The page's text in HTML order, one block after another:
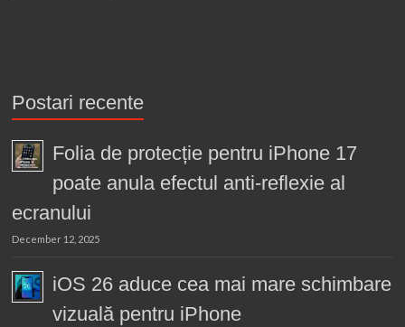
Postari recente
Folia de protecție pentru iPhone 17
poate anula efectul anti-reflexie al
ecranului
December 12, 2025
iOS 26 aduce cea mai mare schimbare
vizuală pentru iPhone